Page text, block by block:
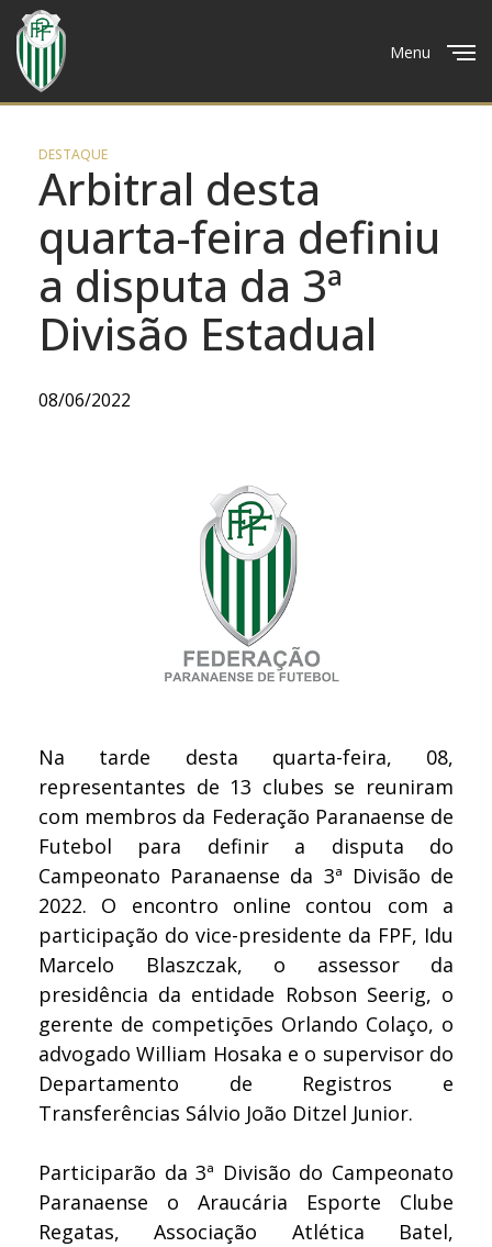
Menu
DESTAQUE
Arbitral desta
quarta-feira definiu
a disputa da 3ª
Divisão Estadual
08/06/2022
Na tarde desta quarta-feira, 08,
representantes de 13 clubes se reuniram
com membros da Federação Paranaense de
Futebol para definir a disputa do
Campeonato Paranaense da 3ª Divisão de
2022. O encontro online contou com a
participação do vice-presidente da FPF, Idu
Marcelo Blaszczak, o assessor da
presidência da entidade Robson Seerig, o
gerente de competições Orlando Colaço, o
advogado William Hosaka e o supervisor do
Departamento de Registros e
Transferências Sálvio João Ditzel Junior.
Participarão da 3ª Divisão do Campeonato
Paranaense o Araucária Esporte Clube
Regatas, Associação Atlética Batel,